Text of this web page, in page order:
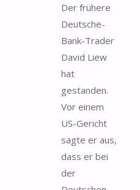
Der frühere
Deutsche-
Bank-Trader
David Liew
hat
gestanden.
Vor einem
US-Gericht
sagte er aus,
dass er bei
der